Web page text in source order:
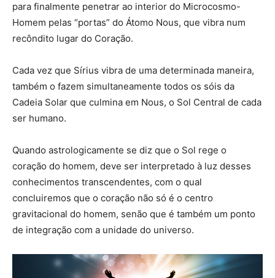
para finalmente penetrar ao interior do Microcosmo-
Homem pelas “portas” do Átomo Nous, que vibra num
recôndito lugar do Coração.
Cada vez que Sírius vibra de uma determinada maneira,
também o fazem simultaneamente todos os sóis da
Cadeia Solar que culmina em Nous, o Sol Central de cada
ser humano.
Quando astrologicamente se diz que o Sol rege o
coração do homem, deve ser interpretado à luz desses
conhecimentos transcendentes, com o qual
concluiremos que o coração não só é o centro
gravitacional do homem, senão que é também um ponto
de integração com a unidade do universo.